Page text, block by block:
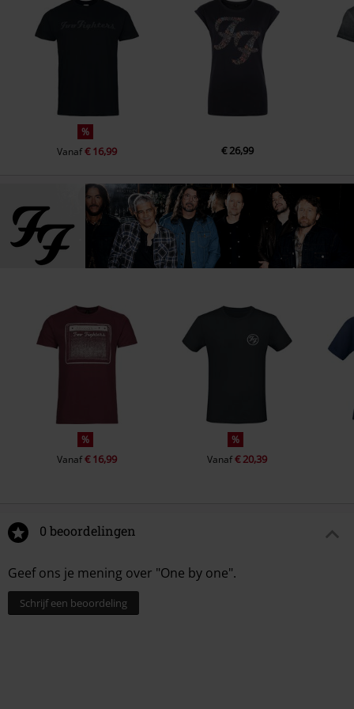
Burn Away
Come Back
%
Vanaf€ 16,99 € 26,99
%
Vanaf€ 16,99
%
Vanaf€ 20,39
0 beoordelingen
Geef ons je mening over "One by one".
Schrijf een beoordeling